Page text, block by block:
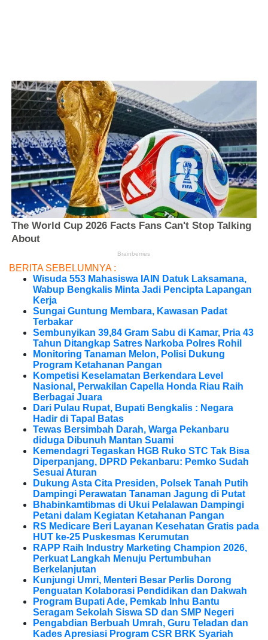
BERITA SEBELUMNYA :
Wisuda 553 Mahasiswa IAIN Datuk Laksamana,
Wabup Bengkalis Minta Jadi Pencipta Lapangan
Kerja
Sungai Guntung Membara, Kawasan Padat
Terbakar
Sembunyikan 39,84 Gram Sabu di Kamar, Pria 43
Tahun Ditangkap Satres Narkoba Polres Rohil
Monitoring Tanaman Melon, Polisi Dukung
Program Ketahanan Pangan
Kompetisi Keselamatan Berkendara Level
Nasional, Perwakilan Capella Honda Riau Raih
Berbagai Juara
Dari Pulau Rupat, Bupati Bengkalis : Negara
Hadir di Tapal Batas
Tewas Bersimbah Darah, Warga Pekanbaru
diduga Dibunuh Mantan Suami
Kemendagri Tegaskan HGB Ruko STC Tak Bisa
Diperpanjang, DPRD Pekanbaru: Pemko Sudah
Sesuai Aturan
Dukung Asta Cita Presiden, Polsek Tanah Putih
Dampingi Perawatan Tanaman Jagung di Putat
Bhabinkamtibmas di Ukui Pelalawan Dampingi
Petani dalam Kegiatan Ketahanan Pangan
RS Medicare Beri Layanan Kesehatan Gratis pada
HUT ke-25 Puskesmas Kerumutan
RAPP Raih Industry Marketing Champion 2026,
Perkuat Langkah Menuju Pertumbuhan
Berkelanjutan
Kunjungi Umri, Menteri Besar Perlis Dorong
Penguatan Kolaborasi Pendidikan dan Dakwah
Program Bupati Ade, Pemkab Inhu Bantu
Seragam Sekolah Siswa SD dan SMP Negeri
Pengabdian Berbuah Umrah, Guru Teladan dan
Kades Apresiasi Program CSR BRK Syariah